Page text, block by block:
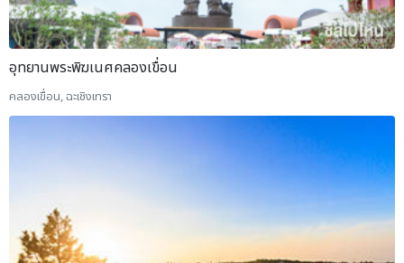
อุทยานพระพิฆเนศคลองเขื่อน
คลองเขื่อน, ฉะเชิงเทรา